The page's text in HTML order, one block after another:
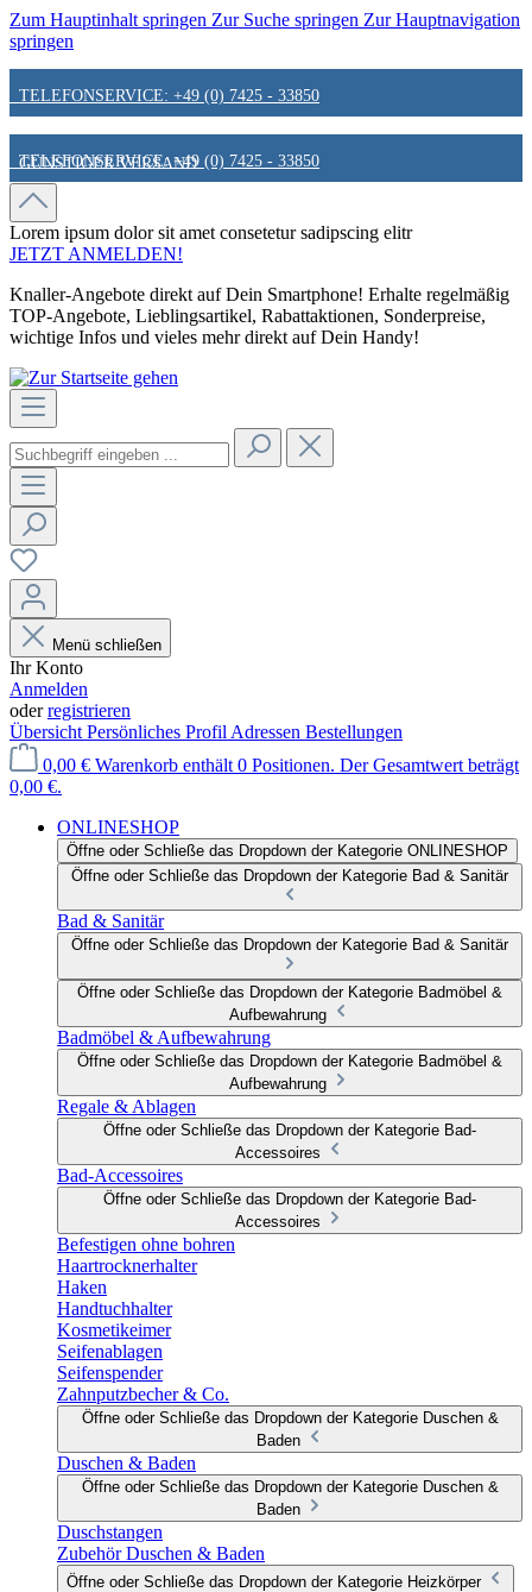
Zum Hauptinhalt springen Zur Suche springen Zur Hauptnavigation
springen
TELEFONSERVICE: +49 (0) 7425 - 33850
GÜNSTIGER VERSAND
FAIR & KUNDENORIENTIERT
HINWEIS ZU STATIONÄREN PREISEN
TELEFONSERVICE: +49 (0) 7425 - 33850
GÜNSTIGER VERSAND
FAIR & KUNDENORIENTIERT
HINWEIS ZU STATIONÄREN PREISEN
Lorem ipsum dolor sit amet consetetur sadipscing elitr
JETZT ANMELDEN!
Knaller-Angebote direkt auf Dein Smartphone! Erhalte regelmäßig
TOP-Angebote, Lieblingsartikel, Rabattaktionen, Sonderpreise,
wichtige Infos und vieles mehr direkt auf Dein Handy!
Menü schließen
Ihr Konto
Anmelden
oderregistrieren
Übersicht Persönliches Profil Adressen Bestellungen
0,00 € Warenkorb enthält 0 Positionen. Der Gesamtwert beträgt
0,00 €.
ONLINESHOP
Öffne oder Schließe das Dropdown der Kategorie ONLINESHOP
Öffne oder Schließe das Dropdown der Kategorie Bad & Sanitär
Bad & Sanitär
Öffne oder Schließe das Dropdown der Kategorie Bad & Sanitär
Öffne oder Schließe das Dropdown der Kategorie Badmöbel &
Aufbewahrung
Badmöbel & Aufbewahrung
Öffne oder Schließe das Dropdown der Kategorie Badmöbel &
Aufbewahrung
Regale & Ablagen
Öffne oder Schließe das Dropdown der Kategorie Bad-
Accessoires
Bad-Accessoires
Öffne oder Schließe das Dropdown der Kategorie Bad-
Accessoires
Befestigen ohne bohren
Haartrocknerhalter
Haken
Handtuchhalter
Kosmetikeimer
Seifenablagen
Seifenspender
Zahnputzbecher & Co.
Öffne oder Schließe das Dropdown der Kategorie Duschen &
Baden
Duschen & Baden
Öffne oder Schließe das Dropdown der Kategorie Duschen &
Baden
Duschstangen
Zubehör Duschen & Baden
Öffne oder Schließe das Dropdown der Kategorie Heizkörper